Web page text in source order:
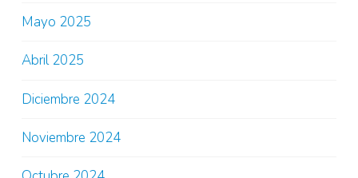
Mayo 2025
Abril 2025
Diciembre 2024
Noviembre 2024